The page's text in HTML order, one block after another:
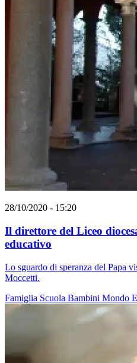
28/10/2020 - 15:20
Il direttore del Liceo
educativo
Lo sguardo di speranza del Papa
Moccetti.
Famiglia Scuola Bambini Mondo